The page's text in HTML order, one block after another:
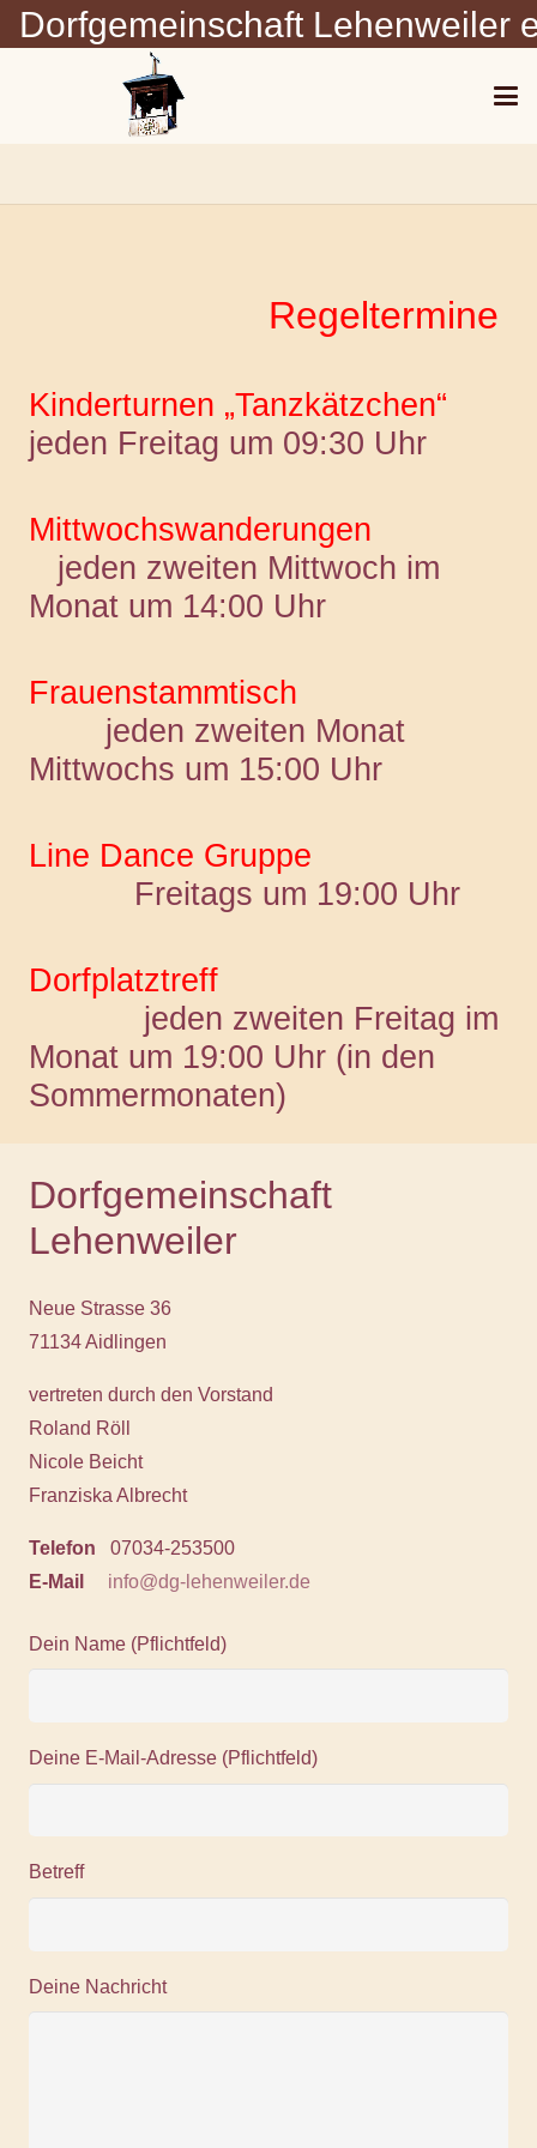
Dorfgemeinschaft Lehenweiler
Regeltermine
Kinderturnen „Tanzkätzchen“
jeden Freitag um 09:30 Uhr
Mittwochswanderungen
jeden zweiten Mittwoch im
Monat um 14:00 Uhr
Frauenstammtisch
jeden zweiten Monat
Mittwochs um 15:00 Uhr
Line Dance Gruppe
Freitags um 19:00 Uhr
Dorfplatztreff
jeden zweiten Freitag im
Monat um 19:00 Uhr (in den
Sommermonaten)
Dorfgemeinschaft
Lehenweiler
Neue Strasse 36
71134 Aidlingen
vertreten durch den Vorstand
Roland Röll
Nicole Beicht
Franziska Albrecht
Telefon 07034-253500
E-Mail
info@dg-lehenweiler.de
Dein Name (Pflichtfeld)
Deine E-Mail-Adresse (Pflichtfeld)
Betreff
Deine Nachricht